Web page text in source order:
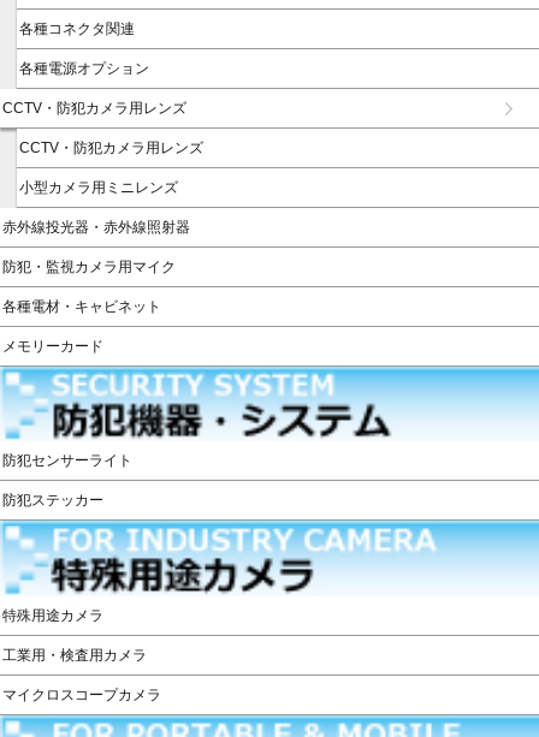
各種コネクタ関連
各種電源オプション
CCTV・防犯カメラ用レンズ
CCTV・防犯カメラ用レンズ
小型カメラ用ミニレンズ
赤外線投光器・赤外線照射器
防犯・監視カメラ用マイク
各種電材・キャビネット
メモリーカード
防犯センサーライト
防犯ステッカー
特殊用途カメラ
工業用・検査用カメラ
マイクロスコープカメラ